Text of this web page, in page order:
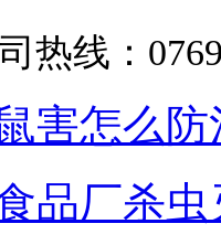
热线：
害怎么
品厂杀